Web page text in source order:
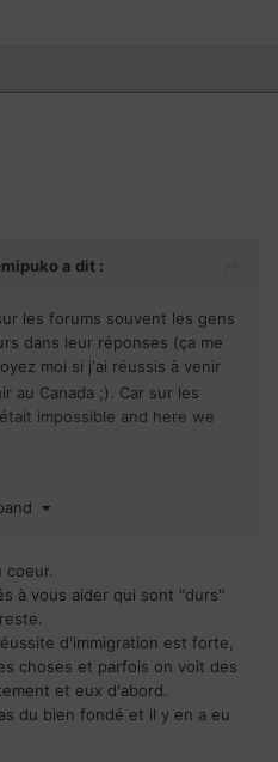
a dit :
les forums souvent les gens
dans leur réponses (ça me
moi si j'ai réussis à venir
au Canada ;). Car sur les
impossible and here we
Le soucis des USA
exclu, il faut pour cela
avons 4 ans renouvelable
bien. Mais les chiffres
50 000$ de profit après salaire
marre du poids de ce visa,
avant de devoir rentrer en
nous pourrions aller au
en manque de jeunes
coeur.
à vous aider qui sont "durs"
d'immigration est forte,
choses et parfois on voit des
et eux d'abord.
du bien fondé et il y en a eu